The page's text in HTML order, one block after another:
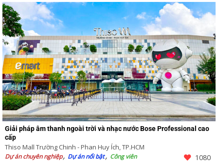
Giải pháp âm thanh ngoài trời và nhạc nước Bose Professional cao
cấp
Thiso Mall Trường Chinh - Phan Huy Ích, TP.HCM
Dự án chuyên nghiệp Dự án nổi bật Công viên 1080